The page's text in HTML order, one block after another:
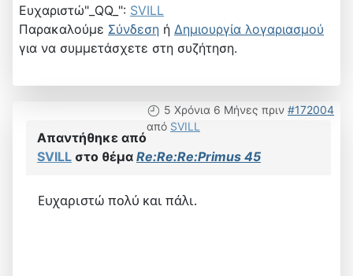
Ευχαριστώ"_QQ_": SVILL
Παρακαλούμε Σύνδεση ή Δημιουργία λογαριασμού
για να συμμετάσχετε στη συζήτηση.
5 Χρόνια 6 Μήνες πριν #172004
από SVILL
Απαντήθηκε από
SVILL στο θέμα Re:Re:Re:Primus 45
Ευχαριστώ πολύ και πάλι.